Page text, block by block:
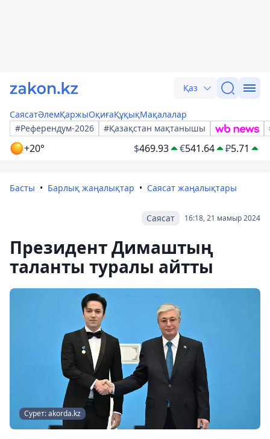
Қаз
СаясатӘлемҚаржыОқиғаҚұқықМақалалар
#Референдум-2026
#Қазақстан мақтанышы
+20° $469.93 €541.64 ₽5.71
Басты Барлық жаңалықтар Саясат жаңалықтары
16:18, 21 мамыр 2024
Саясат
Президент Димаштың
таланты туралы айтты
Сурет: akorda.kz